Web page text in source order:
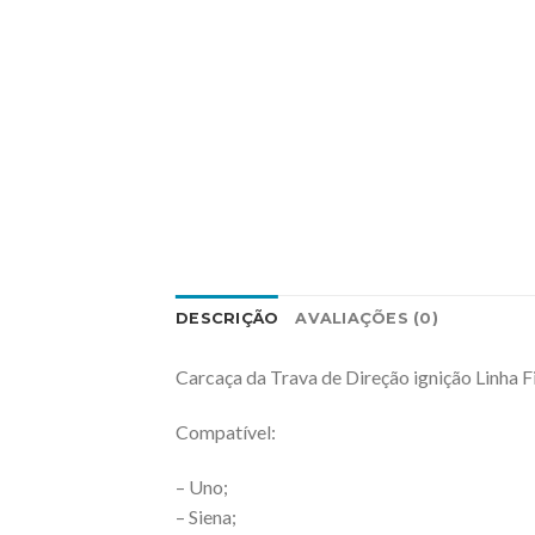
DESCRIÇÃO AVALIAÇÕES (0)
Carcaça da Trava de Direção ignição Linha
Compatível:
– Uno;
– Siena;